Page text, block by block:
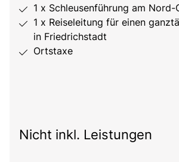
1 x Schleusenführung am Nord-
1 x Reiseleitung für einen
in Friedrichstadt
Ortstaxe
Nicht inkl. Leistungen